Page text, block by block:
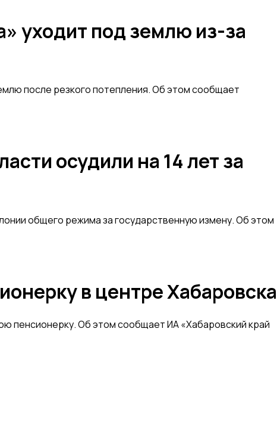
уходит под землю из-за
после резкого потепления. Об этом сообщает
осудили на 14 лет за
общего режима за государственную измену. Об этом
в центре Хабаровска
пенсионерку. Об этом сообщает ИА «Хабаровский край